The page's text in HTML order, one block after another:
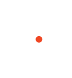
best experience
you accept
is used and
to find out how